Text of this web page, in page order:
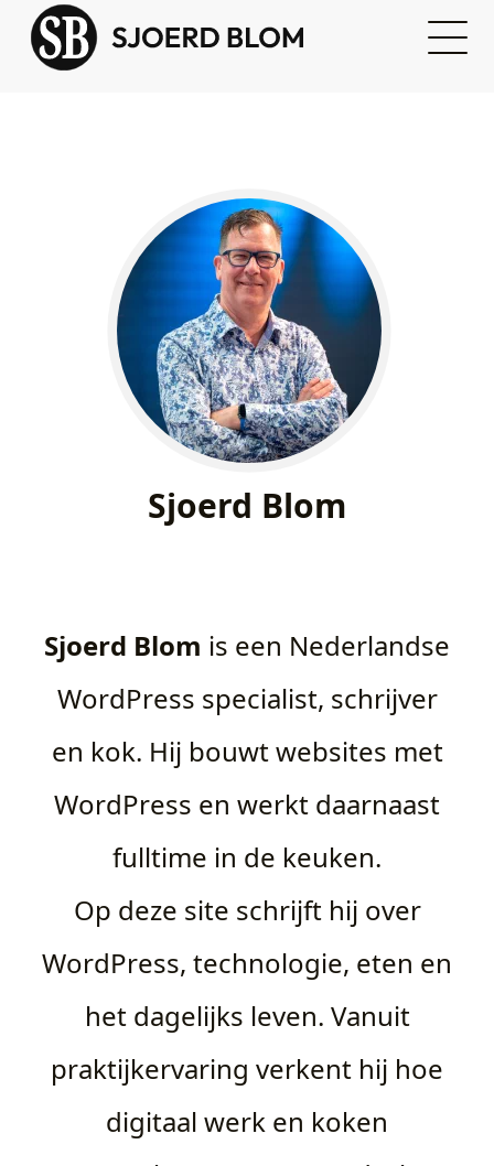
Sjoerd Blom
Sjoerd Blom is een Nederlandse
WordPress specialist, schrijver
en kok. Hij bouwt websites met
WordPress en werkt daarnaast
fulltime in de keuken.
Op deze site schrijft hij over
WordPress, technologie, eten en
het dagelijks leven. Vanuit
praktijkervaring verkent hij hoe
digitaal werk en koken